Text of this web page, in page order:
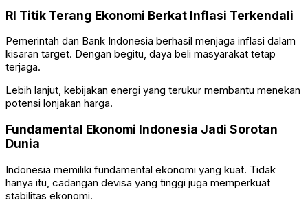
RI Titik Terang Ekonomi Berkat Inflasi Terkendali
Pemerintah dan Bank Indonesia berhasil menjaga inflasi dalam
kisaran target. Dengan begitu, daya beli masyarakat tetap
terjaga.
Lebih lanjut, kebijakan energi yang terukur membantu menekan
potensi lonjakan harga.
Fundamental Ekonomi Indonesia Jadi Sorotan
Dunia
Indonesia memiliki fundamental ekonomi yang kuat. Tidak
hanya itu, cadangan devisa yang tinggi juga memperkuat
stabilitas ekonomi.